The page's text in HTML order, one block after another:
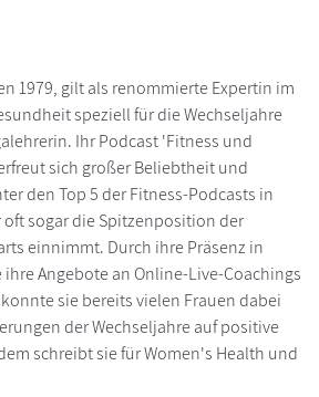
1979, gilt als renommierte Expertin im
speziell für die Wechseljahre
Ihr Podcast 'Fitness und
sich großer Beliebtheit und
den Top 5 der Fitness-Podcasts in
sogar die Spitzenposition der
einnimmt. Durch ihre Präsenz in
Angebote an Online-Live-Coachings
sie bereits vielen Frauen dabei
der Wechseljahre auf positive
schreibt sie für Women's Health und